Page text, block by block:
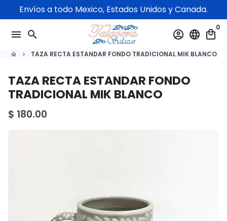
directamente
contenido
Envíos a todo Mexico, Estados Unidos y Canada.
menu search account_circle language local_mall
0
home keyboard_arrow_right TAZA RECTA ESTANDAR FONDO TRADICIONAL MIK BLANCO
TAZA RECTA ESTANDAR FONDO
TRADICIONAL MIK BLANCO
$ 180.00